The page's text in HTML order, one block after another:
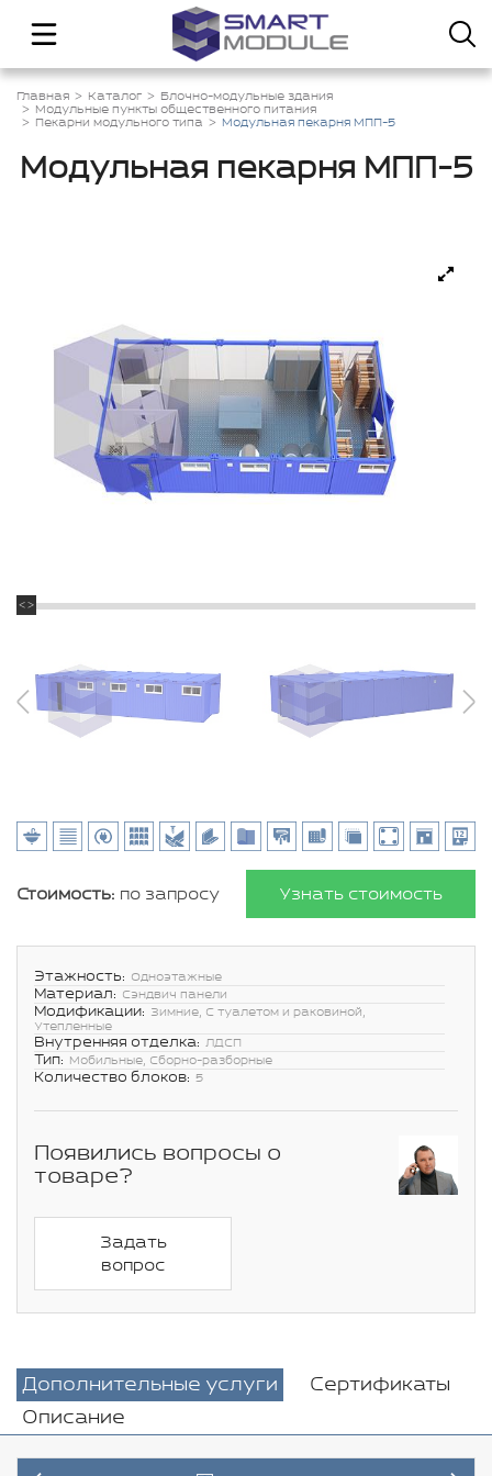
Главная Каталог
Блочно-модульные здания
Модульные пункты общественного питания
Пекарни модульного типа
Модульная пекарня МПП-5
Модульная пекарня МПП-5
Стоимость: по запросу Узнать стоимость
Этажность: Одноэтажные
Материал: Сэндвич панели
Модификации: Зимние, С туалетом и раковиной,
Утепленные
Внутренняя отделка: ЛДСП
Тип: Мобильные, Сборно-разборные
Количество блоков: 5
Появились вопросы о
товаре?
Задать
вопрос
Дополнительные услуги
Сертификаты
Описание